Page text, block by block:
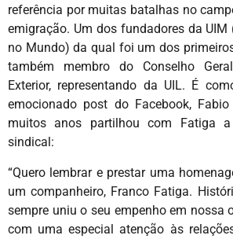
referência por muitas batalhas no
emigração. Um dos fundadores da
no Mundo) da qual foi um dos
também membro do Conselho
Exterior, representando da UIL. É
emocionado post do Facebook,
muitos anos partilhou com Fatiga
sindical:
“Quero lembrar e prestar uma
um companheiro, Franco Fatiga.
sempre uniu o seu empenho em nossa
com uma especial atenção às